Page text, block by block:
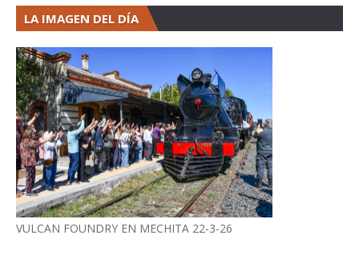
LA IMAGEN DEL DÍA
VULCAN FOUNDRY EN MECHITA 22-3-26